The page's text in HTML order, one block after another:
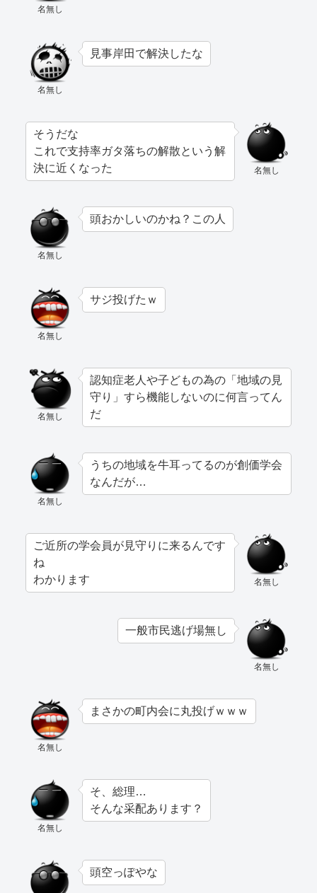
名無し
名無し
見事岸田で解決したな
名無し
そうだな
これで支持率ガタ落ちの解散という解
決に近くなった
名無し
頭おかしいのかね？この人
名無し
サジ投げたｗ
名無し
認知症老人や子どもの為の「地域の見
守り」すら機能しないのに何言ってん
だ
名無し
うちの地域を牛耳ってるのが創価学会
なんだが…
名無し
ご近所の学会員が見守りに来るんです
ね
わかります
名無し
一般市民逃げ場無し
名無し
まさかの町内会に丸投げｗｗｗ
名無し
そ、総理…
そんな采配あります？
頭空っぽやな